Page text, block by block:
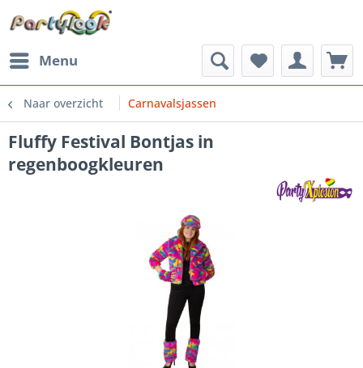
Menu
Naar overzicht Carnavalsjassen
Fluffy Festival Bontjas in
regenboogkleuren